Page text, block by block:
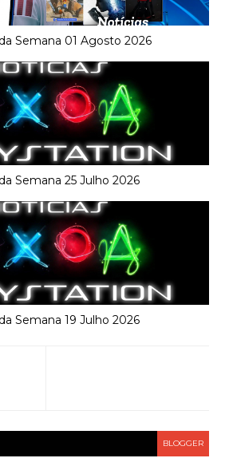
Semana 01 Agosto 2026
Semana 25 Julho 2026
Semana 19 Julho 2026
BLOGGER